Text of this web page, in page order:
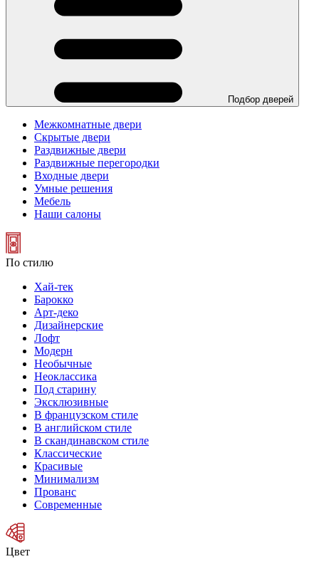
Подбор дверей
Межкомнатные двери
Скрытые двери
Раздвижные двери
Раздвижные перегородки
Входные двери
Умные решения
Мебель
Наши салоны
По стилю
Хай-тек
Барокко
Арт-деко
Дизайнерские
Лофт
Модерн
Необычные
Неоклассика
Под старину
Эксклюзивные
В французском стиле
В английском стиле
В скандинавском стиле
Классические
Красивые
Минимализм
Прованс
Современные
Цвет